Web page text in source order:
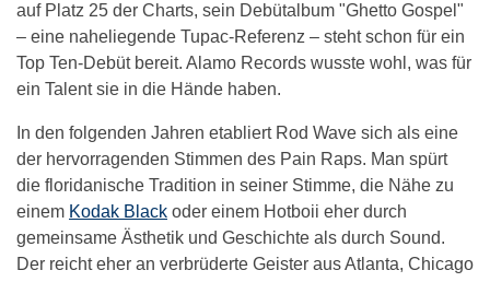
auf Platz 25 der Charts, sein Debütalbum "Ghetto Gospel"
– eine naheliegende Tupac-Referenz – steht schon für ein
Top Ten-Debüt bereit. Alamo Records wusste wohl, was für
ein Talent sie in die Hände haben.
In den folgenden Jahren etabliert Rod Wave sich als eine
der hervorragenden Stimmen des Pain Raps. Man spürt
die floridanische Tradition in seiner Stimme, die Nähe zu
einem Kodak Black oder einem Hotboii eher durch
gemeinsame Ästhetik und Geschichte als durch Sound.
Der reicht eher an verbrüderte Geister aus Atlanta, Chicago